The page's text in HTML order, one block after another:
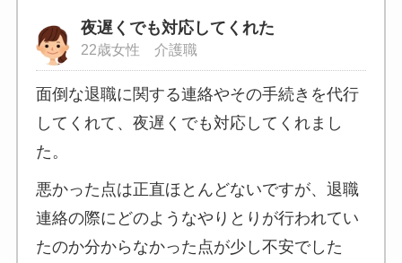
夜遅くでも対応してくれた
22歳女性 介護職
面倒な退職に関する連絡やその手続きを代行
してくれて、夜遅くでも対応してくれまし
た。
悪かった点は正直ほとんどないですが、退職
連絡の際にどのようなやりとりが行われてい
たのか分からなかった点が少し不安でした